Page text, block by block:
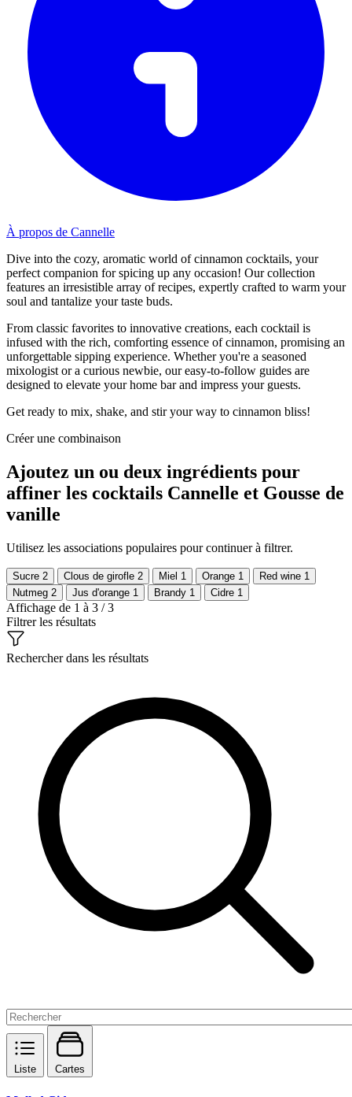
À propos de Cannelle
Dive into the cozy, aromatic world of cinnamon cocktails, your
perfect companion for spicing up any occasion! Our collection
features an irresistible array of recipes, expertly crafted to warm your
soul and tantalize your taste buds.
From classic favorites to innovative creations, each cocktail is
infused with the rich, comforting essence of cinnamon, promising an
unforgettable sipping experience. Whether you're a seasoned
mixologist or a curious newbie, our easy-to-follow guides are
designed to elevate your home bar and impress your guests.
Get ready to mix, shake, and stir your way to cinnamon bliss!
Créer une combinaison
Ajoutez un ou deux ingrédients pour
affiner les cocktails Cannelle et Gousse de
vanille
Utilisez les associations populaires pour continuer à filtrer.
Sucre 2 Clous de girofle 2 Miel 1 Orange 1 Red wine 1
Nutmeg 2 Jus d'orange 1 Brandy 1 Cidre 1
Affichage de 1 à 3 / 3
Filtrer les résultats
Rechercher dans les résultats
Liste Cartes